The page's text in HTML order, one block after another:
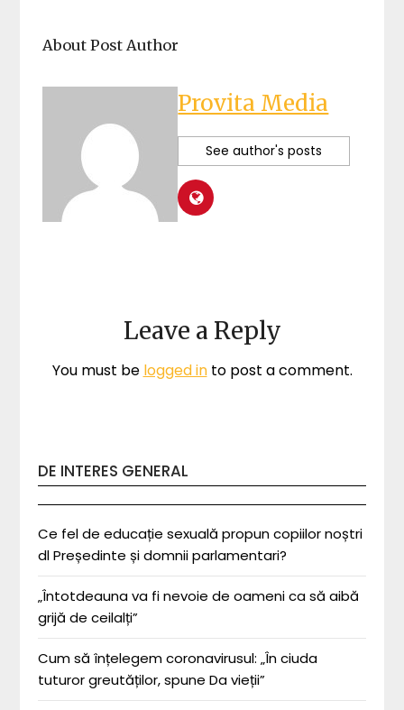
About Post Author
Provita Media
See author's posts
Leave a Reply
You must be logged into post a comment.
DE INTERES GENERAL
Ce fel de educație sexuală propun copiilor noștri
dl Președinte și domnii parlamentari?
„Întotdeauna va fi nevoie de oameni ca să aibă
grijă de ceilalți”
Cum să înțelegem coronavirusul: „În ciuda
tuturor greutăților, spune Da vieții”